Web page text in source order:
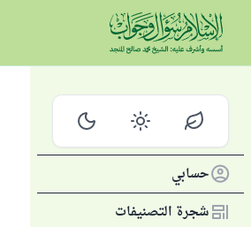
حسابي
شجرة التصنيفات